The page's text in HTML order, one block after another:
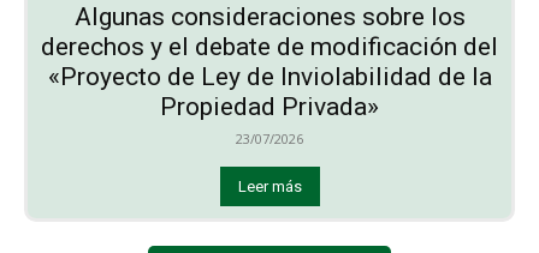
Algunas consideraciones sobre los
derechos y el debate de modificación del
«Proyecto de Ley de Inviolabilidad de la
Propiedad Privada»
23/07/2026
Leer más